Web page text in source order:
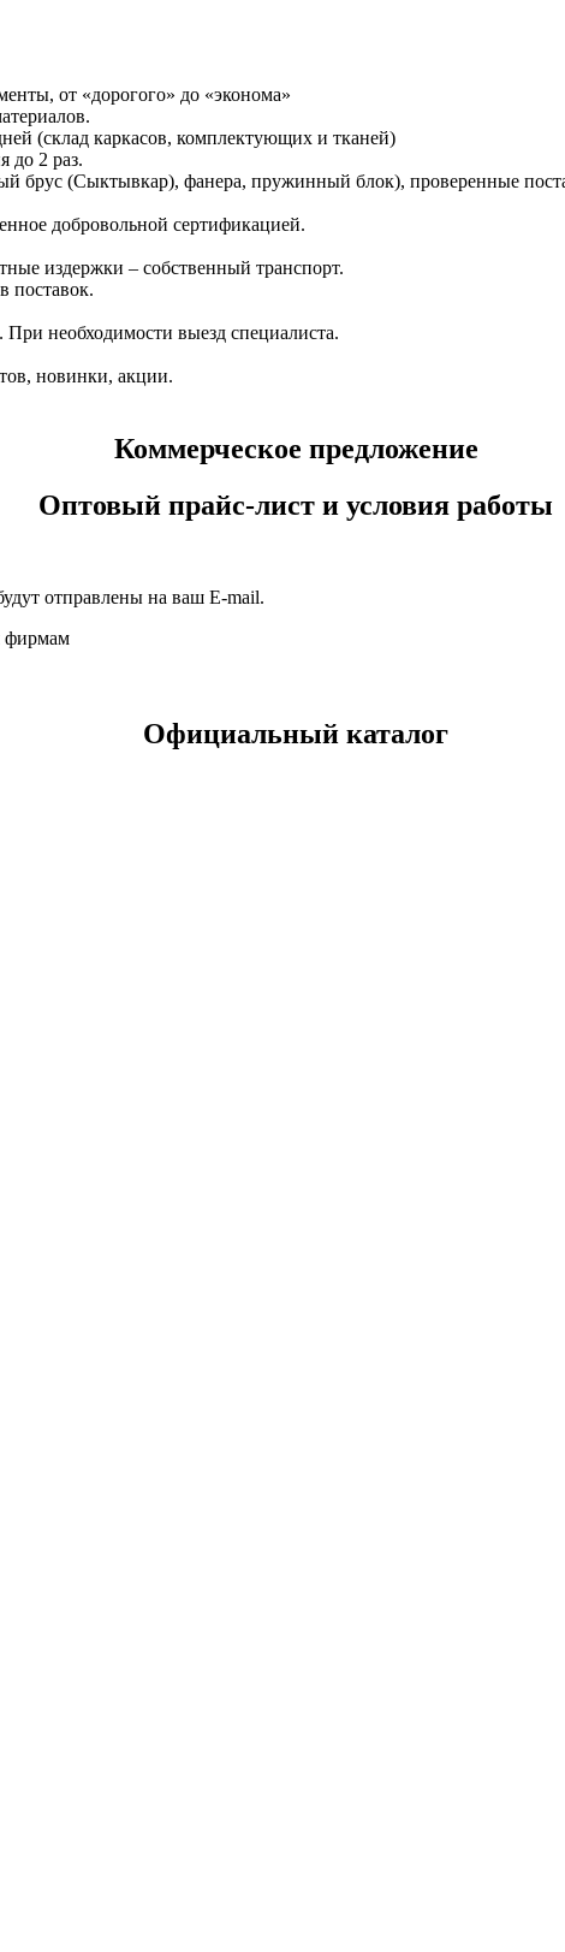
от «дорогого» до «эконома»
(склад каркасов, комплектующих и тканей)
до 2 раз.
брус (Сыктывкар), фанера, пружинный блок), проверенные
добровольной сертификацией.
издержки – собственный транспорт.
поставок.
необходимости выезд специалиста.
новинки, акции.
Коммерческое предложение
Оптовый прайс-лист и условия работы
отправлены на ваш E-mail.
фирмам
Официальный каталог